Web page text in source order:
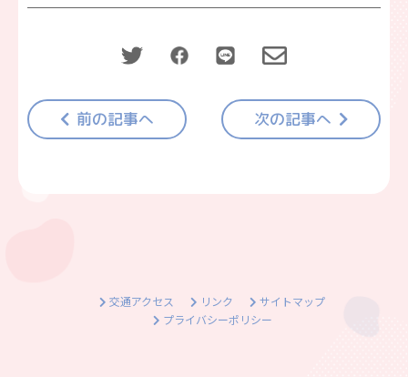
前の記事へ 次の記事へ
交通アクセス リンク
サイトマップ
プライバシーポリシー